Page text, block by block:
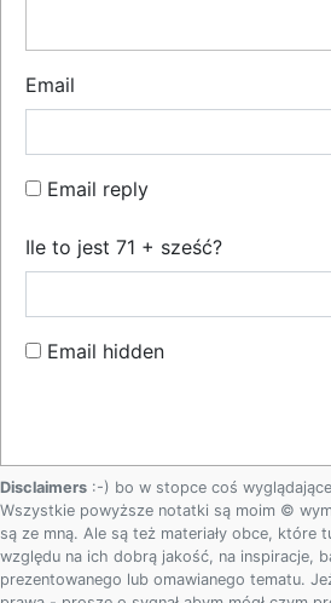
Email
Email reply
Ile to jest 71 + sześć?
Email hidden
Disclaimers :-) bo w stopce coś
Wszystkie powyższe notatki są moim ©
są ze mną. Ale są też materiały obce, które
względu na ich dobrą jakość, na inspiracje,
prezentowanego lub omawianego tematu.